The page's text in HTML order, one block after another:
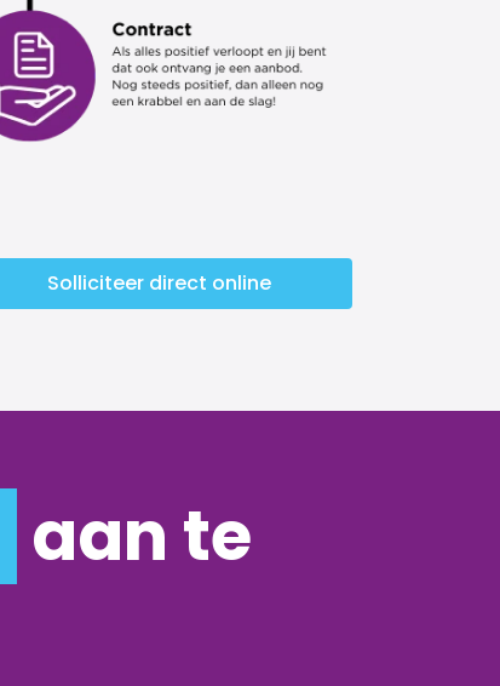
Solliciteer direct online
aan te